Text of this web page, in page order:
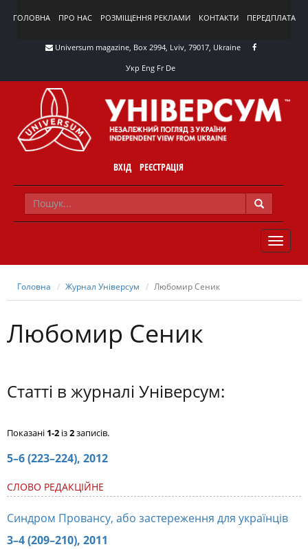
ГОЛОВНА ПРО НАС РОЗМІЩЕННЯ РЕКЛАМИ КОНТАКТИ ПЕРЕДПЛАТА
Universum magazine, Box 2994, Lviv, 79017, Ukraine
Укр Eng Fr De
ВХІД РЕЄСТРАЦІЯ
TOGGLE
Головна Журнал Універсум Любомир Сеник
Любомир Сеник
Статті в журналі Універсум:
Показані 1-2 із2записів.
5–6 (223–224), 2012
СЛОВО РЕДАКЦІЙНЕ
Синдром Провансу, або застереження для українців
3–4 (209–210), 2011